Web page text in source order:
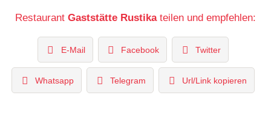
Restaurant Gaststätte Rustikateilen und empfehlen:
E-Mail Facebook Twitter
Whatsapp Telegram Url/Link kopieren